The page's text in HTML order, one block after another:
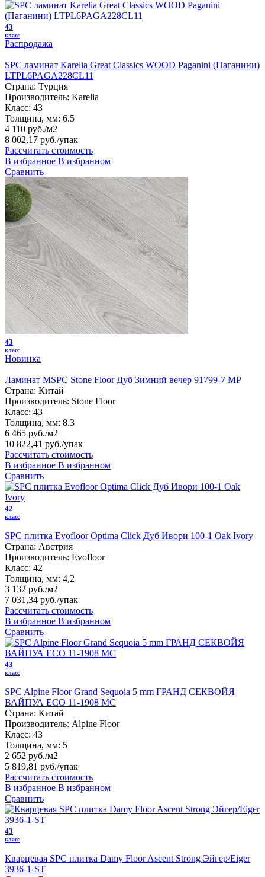
43
класс
Распродажа
SPC ламинат Karelia Great Classics WOOD Paganini (Паганини)
LTPL6PAGA228CL11
Страна: Турция
Производитель: Karelia
Класс: 43
Толщина, мм: 6.5
4 110 руб./м2
8 002,17 руб./упак
Рассчитать стоимость
В избранное В избранном
Сравнить
43
класс
Новинка
Ламинат MSPC Stone Floor Дуб Зимний вечер 91799-7 MP
Страна: Китай
Производитель: Stone Floor
Класс: 43
Толщина, мм: 8.3
6 465 руб./м2
10 822,41 руб./упак
Рассчитать стоимость
В избранное В избранном
Сравнить
42
класс
SPC плитка Evofloor Optima Click Дуб Ивори 100-1 Оak Ivory
Страна: Австрия
Производитель: Evofloor
Класс: 42
Толщина, мм: 4,2
3 132 руб./м2
7 031,34 руб./упак
Рассчитать стоимость
В избранное В избранном
Сравнить
43
класс
SPC Alpine Floor Grand Sequoia 5 mm ГРАНД СЕКВОЙЯ
ВАЙПУА ECO 11-1908 MC
Страна: Китай
Производитель: Alpine Floor
Класс: 43
Толщина, мм: 5
2 652 руб./м2
5 819,81 руб./упак
Рассчитать стоимость
В избранное В избранном
Сравнить
43
класс
Кварцевая SPC плитка Damy Floor Ascent Strong Эйгер/Eiger
3936-1-ST